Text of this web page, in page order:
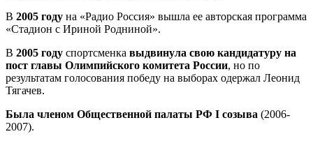
В 2005 году на «Радио Россия» вышла ее авторская программа
«Стадион с Ириной Родниной».
В 2005 году спортсменка выдвинула свою кандидатуру на
пост главы Олимпийского комитета России, но по
результатам голосования победу на выборах одержал Леонид
Тягачев.
Была членом Общественной палаты РФ I созыва (2006-
2007).